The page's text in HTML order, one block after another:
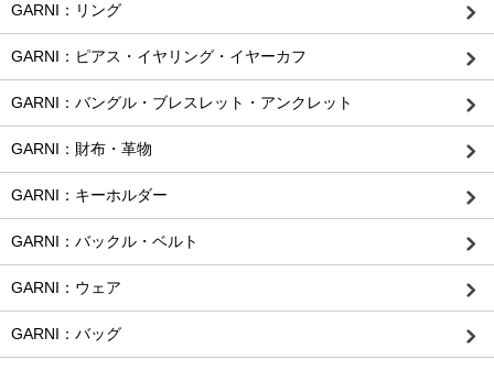
GARNI：リング
GARNI：ピアス・イヤリング・イヤーカフ
GARNI：バングル・ブレスレット・アンクレット
GARNI：財布・革物
GARNI：キーホルダー
GARNI：バックル・ベルト
GARNI：ウェア
GARNI：バッグ